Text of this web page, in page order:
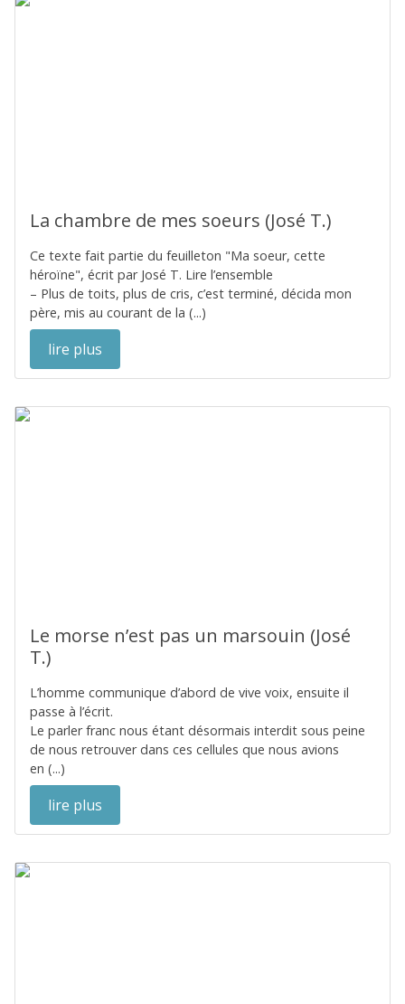
La chambre de mes soeurs (José T.)
Ce texte fait partie du feuilleton "Ma soeur, cette
héroïne", écrit par José T. Lire l’ensemble
– Plus de toits, plus de cris, c’est terminé, décida mon
père, mis au courant de la (...)
lire plus
Le morse n’est pas un marsouin (José
T.)
L’homme communique d’abord de vive voix, ensuite il
passe à l’écrit.
Le parler franc nous étant désormais interdit sous peine
de nous retrouver dans ces cellules que nous avions
en (...)
lire plus